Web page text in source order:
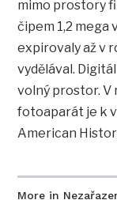
More in
mimo prostory
čipem 1,2 mega
expirovaly až v
vydělával.
volný prostor. V
fotoaparát je k
American